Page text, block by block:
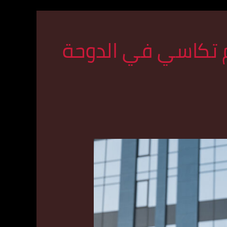
تكاسي في الدوحة